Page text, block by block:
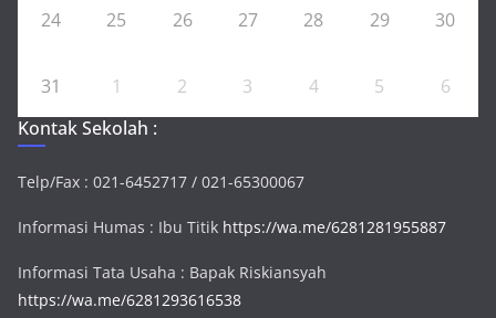
24 25 26 27 28 29 30
31 1 2 3 4 5
6
Kontak Sekolah :
Telp/Fax : 021-6452717 / 021-65300067
Informasi Humas : Ibu Titik https://wa.me/6281281955887
Informasi Tata Usaha : Bapak Riskiansyah
https://wa.me/6281293616538